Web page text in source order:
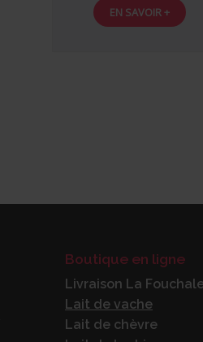
EN SAVOIR +
Boutique en ligne
Livraison La
Lait de vache
Lait de chèvre